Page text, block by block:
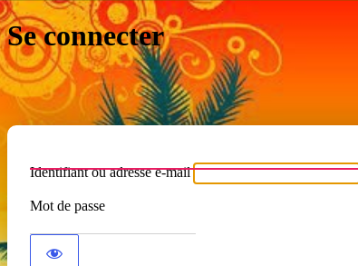
Se connecter
Identifiant ou adresse e-mail
Mot de passe